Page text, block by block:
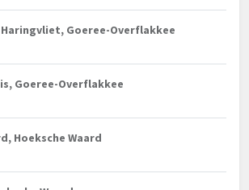
Goeree-Overflakkee
Goeree-Overflakkee
Hoeksche Waard